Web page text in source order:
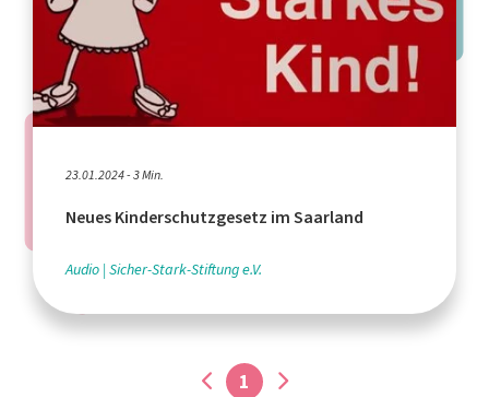
23.01.2024 - 3 Min.
Neues Kinderschutzgesetz im Saarland
Audio Sicher-Stark-Stiftung e.V.
1